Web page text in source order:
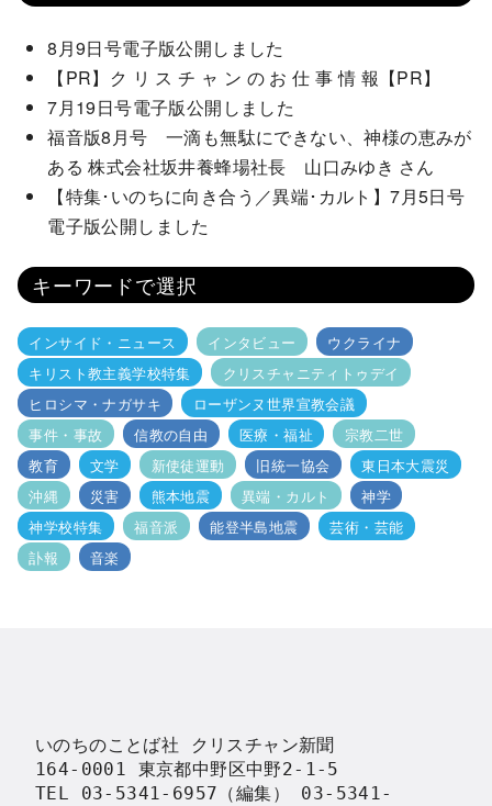
8月9日号電子版公開しました
【PR】ク リ ス チ ャ ン の お 仕 事 情 報【PR】
7月19日号電子版公開しました
福音版8月号 一滴も無駄にできない、神様の恵みが
ある 株式会社坂井養蜂場社長 山口みゆき さん
【特集･いのちに向き合う／異端･カルト】7月5日号
電子版公開しました
キーワードで選択
インサイド・ニュース インタビュー
ウクライナ
キリスト教主義学校特集
クリスチャニティトゥデイ
ヒロシマ・ナガサキ
ローザンヌ世界宣教会議
事件・事故
信教の自由 医療・福祉
宗教二世
教育
文学 新使徒運動 旧統一協会
東日本大震災
沖縄
災害 熊本地震 異端・カルト
神学
神学校特集
福音派 能登半島地震
芸術・芸能
訃報
音楽
いのちのことば社 クリスチャン新聞
164-0001 東京都中野区中野2-1-5
TEL 03-5341-6957（編集） 03-5341-